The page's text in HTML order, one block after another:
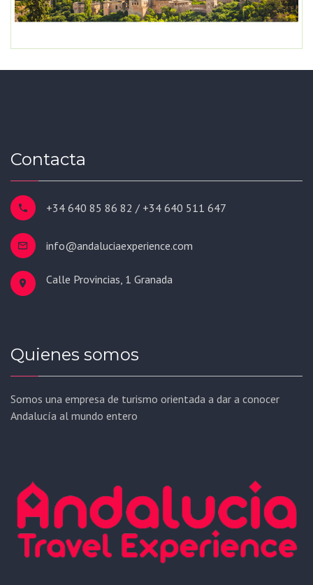
Contacta
+34 640 85 86 82 / +34 640 511 647
info@andaluciaexperience.com
Calle Provincias, 1 Granada
Quienes somos
Somos una empresa de turismo orientada a dar a conocer
Andalucía al mundo entero